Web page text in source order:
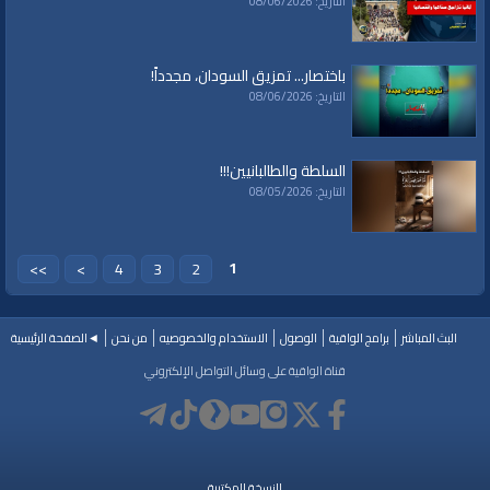
تلاوة|التغيير|النهضة إقتصاد
politics
|
islam
باختصار... تمزيق السودان، مجدداً!
التاريخ: 08/06/2026
السلطة والطالبانيين!!!
التاريخ: 08/05/2026
1
2
3
4
>
>>
البث المباشر برامج الواقية الوصول الاستخدام والخصوصيه من نحن
◄الصفحة الرئيسية
قناة الواقية على وسائل التواصل الإلكتروني